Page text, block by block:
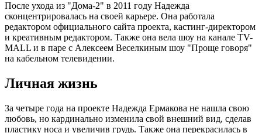
После ухода из "Дома-2" в 2011 году Надежда
сконцентрировалась на своей карьере. Она работала
редактором официального сайта проекта, кастинг-директором
и креативным редактором. Также она вела шоу на канале TV-
MALL и в паре с Алексеем Веселкиным шоу "Проще говоря"
на кабельном телевидении.
Личная жизнь
За четыре года на проекте Надежда Ермакова не нашла свою
любовь, но кардинально изменила свой внешний вид, сделав
пластику носа и увеличив грудь. Также она перекрасилась в